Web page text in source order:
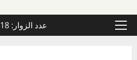
القائمة
عدد الزوار: 1045318